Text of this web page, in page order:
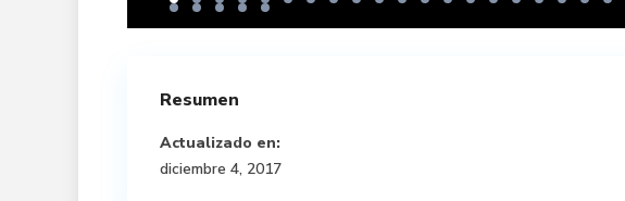
Resumen
Actualizado en:
diciembre 4, 2017